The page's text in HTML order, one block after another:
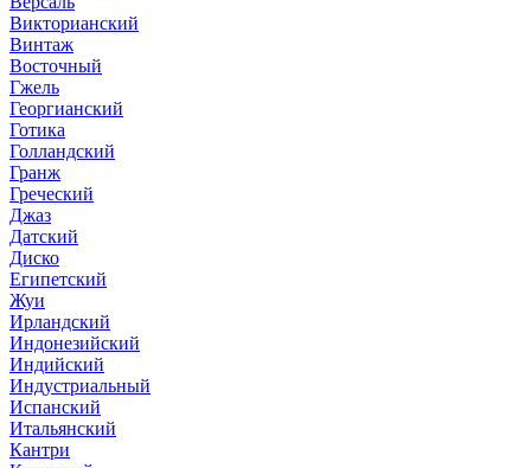
Викторианский
Винтаж
Восточный
Гжель
Георгианский
Готика
Голландский
Гранж
Греческий
Джаз
Датский
Диско
Египетский
Жуи
Ирландский
Индонезийский
Индийский
Индустриальный
Испанский
Итальянский
Кантри